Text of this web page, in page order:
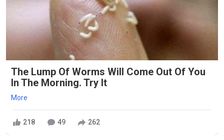
The Lump Of Worms Will Come Out Of You
In The Morning. Try It
More
218 49 262